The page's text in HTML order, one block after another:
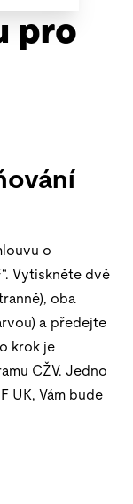
pro
o
Vytiskněte dvě
oba
a předejte
krok je
CŽV. Jedno
UK, Vám bude